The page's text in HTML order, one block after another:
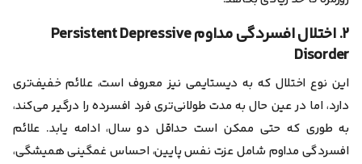
۲. اختلال افسردگی مداوم Persistent Depressive
Disorder
این نوع اختلال که به دیستایمی نیز معروف است، علائم خفیف‌تری
دارد، اما در عین حال به مدت طولانی‌تری فرد افسرده را درگیر می‌کند،
به طوری که حتی ممکن است حداقل دو سال، ادامه ‌یابد. علائم
افسردگی مداوم شامل عزت نفس پایین، احساس غمگینی همیشگی،